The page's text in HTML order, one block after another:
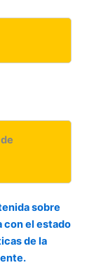
sobre
con el estado
de la